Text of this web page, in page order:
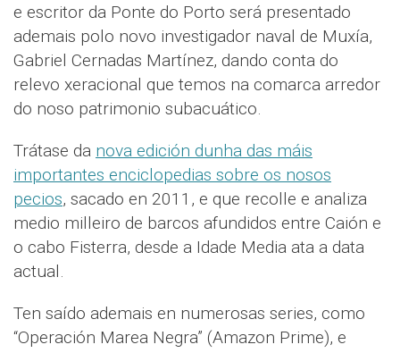
e escritor da Ponte do Porto será presentado
ademais polo novo investigador naval de Muxía,
Gabriel Cernadas Martínez, dando conta do
relevo xeracional que temos na comarca arredor
do noso patrimonio subacuático.
Trátase da nova edición dunha das máis
importantes enciclopedias sobre os nosos
pecios, sacado en 2011, e que recolle e analiza
medio milleiro de barcos afundidos entre Caión e
o cabo Fisterra, desde a Idade Media ata a data
actual.
Ten saído ademais en numerosas series, como
“Operación Marea Negra” (Amazon Prime), e